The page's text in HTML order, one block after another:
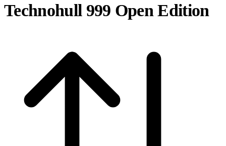
Technohull 999 Open Edition